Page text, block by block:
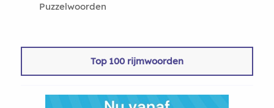
Puzzelwoorden
Top 100 rijmwoorden